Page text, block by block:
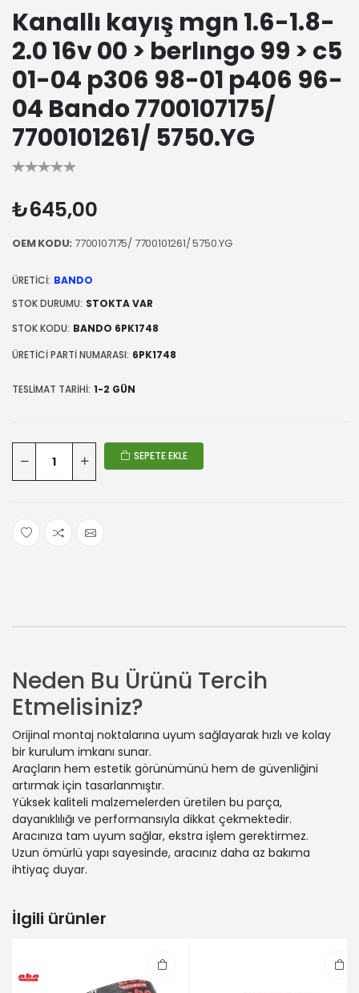
Kanallı kayış mgn 1.6-1.8-
2.0 16v 00 > berlıngo 99 > c5
01-04 p306 98-01 p406 96-
04 Bando 7700107175/
7700101261/ 5750.YG
₺645,00
OEM KODU:7700107175/ 7700101261/ 5750.YG
ÜRETICI: BANDO
STOK DURUMU: STOKTA VAR
STOK KODU: BANDO 6PK1748
ÜRETICI PARTI NUMARASI: 6PK1748
TESLIMAT TARIHI: 1-2 GÜN
SEPETE EKLE
Neden Bu Ürünü Tercih
Etmelisiniz?
Orijinal montaj noktalarına uyum sağlayarak hızlı ve kolay
bir kurulum imkanı sunar.
Araçların hem estetik görünümünü hem de güvenliğini
artırmak için tasarlanmıştır.
Yüksek kaliteli malzemelerden üretilen bu parça,
dayanıklılığı ve performansıyla dikkat çekmektedir.
Aracınıza tam uyum sağlar, ekstra işlem gerektirmez.
Uzun ömürlü yapı sayesinde, aracınız daha az bakıma
ihtiyaç duyar.
İlgili ürünler